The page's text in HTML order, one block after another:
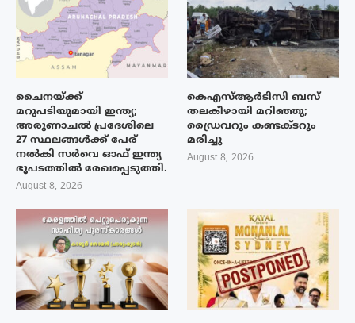
ചൈനയ്ക്ക്
മറുപടിയുമായി ഇന്ത്യ;
അരുണാചൽ പ്രദേശിലെ
27 സ്ഥലങ്ങൾക്ക് പേര്
നൽകി സർവെ ഓഫ് ഇന്ത്യ
ഭൂപടത്തിൽ രേഖപ്പെടുത്തി.
August 8, 2026
കെഎസ്ആർടിസി ബസ്
തലകീഴായി മറിഞ്ഞു;
ഡ്രൈവറും കണ്ടക്ടറും
മരിച്ചു
August 8, 2026